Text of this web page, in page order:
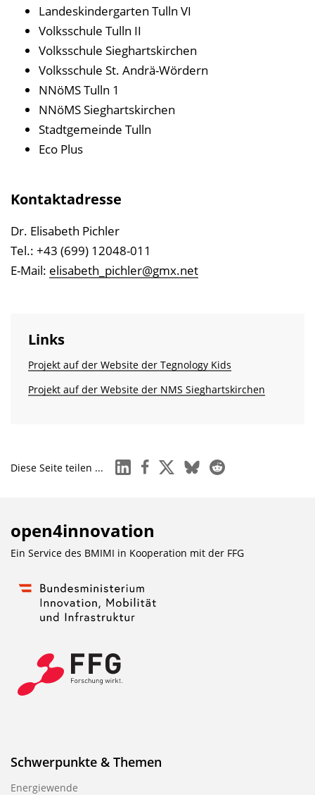
Landeskindergarten Tulln VI
Volksschule Tulln II
Volksschule Sieghartskirchen
Volksschule St. Andrä-Wördern
NNöMS Tulln 1
NNöMS Sieghartskirchen
Stadtgemeinde Tulln
Eco Plus
Kontaktadresse
Dr. Elisabeth Pichler
Tel.: +43 (699) 12048-011
E-Mail: elisabeth_pichler@gmx.net
Links
Projekt auf der Website der Tegnology Kids
Projekt auf der Website der NMS Sieghartskirchen
Diese Seite teilen ... linkedinfacebook
x blueskyreddit
open4innovation
Ein Service des BMIMI in Kooperation mit der FFG
Schwerpunkte & Themen
Energiewende